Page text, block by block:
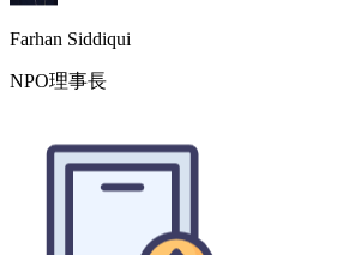
四半期ごとの社員表彰にCertificate